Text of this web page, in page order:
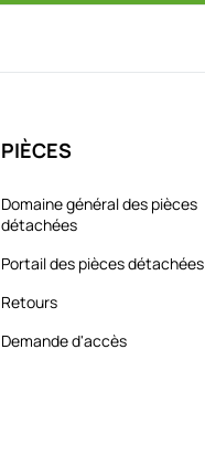
PIÈCES
Domaine général des pièces
détachées
Portail des pièces détachées
Retours
Demande d'accès